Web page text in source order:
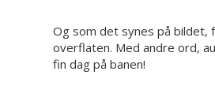
Og som det synes på bildet,
overflaten. Med andre ord,
fin dag på banen!